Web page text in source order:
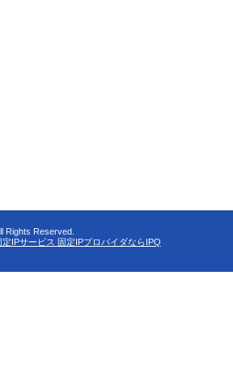
Rights Reserved.
IPサービス 固定IPプロバイダならIPQ